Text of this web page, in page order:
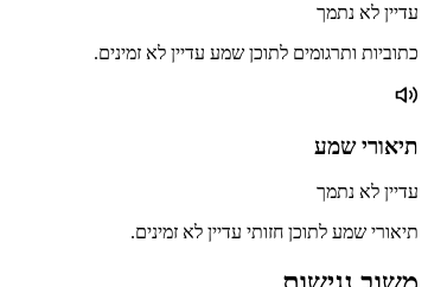
עדיין לא נתמך
כתוביות ותרגומים לתוכן שמע עדיין לא זמינים.
תיאורי שמע
עדיין לא נתמך
תיאורי שמע לתוכן חזותי עדיין לא זמינים.